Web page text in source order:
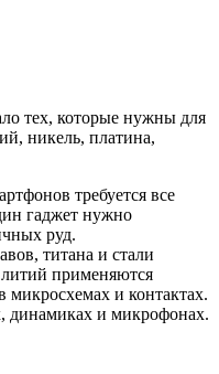
тех, которые нужны для
никель, платина,
требуется все
гаджет нужно
руд.
титана и стали
литий применяются
микросхемах и контактах.
динамиках и микрофонах.